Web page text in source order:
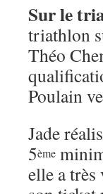
Sur le
triathlon
Théo
Poulain
Jade
5ème
elle a très